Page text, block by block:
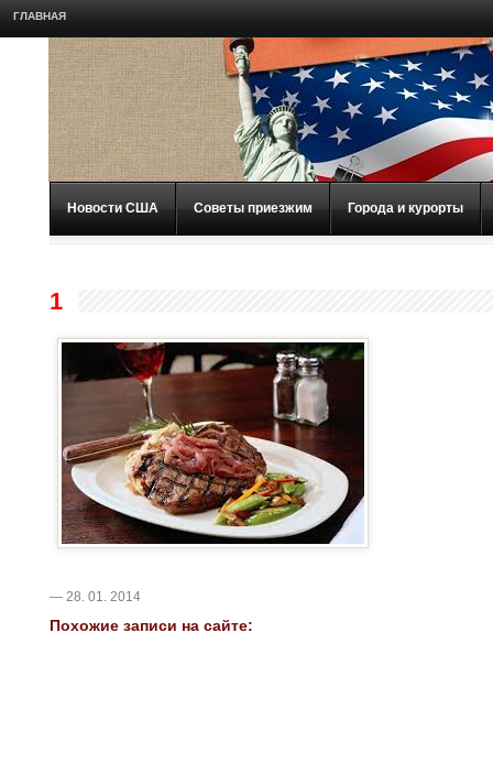
ГЛАВНАЯ
Новости США Советы приезжим Города и курорты
1
— 28. 01. 2014
Похожие записи на сайте: